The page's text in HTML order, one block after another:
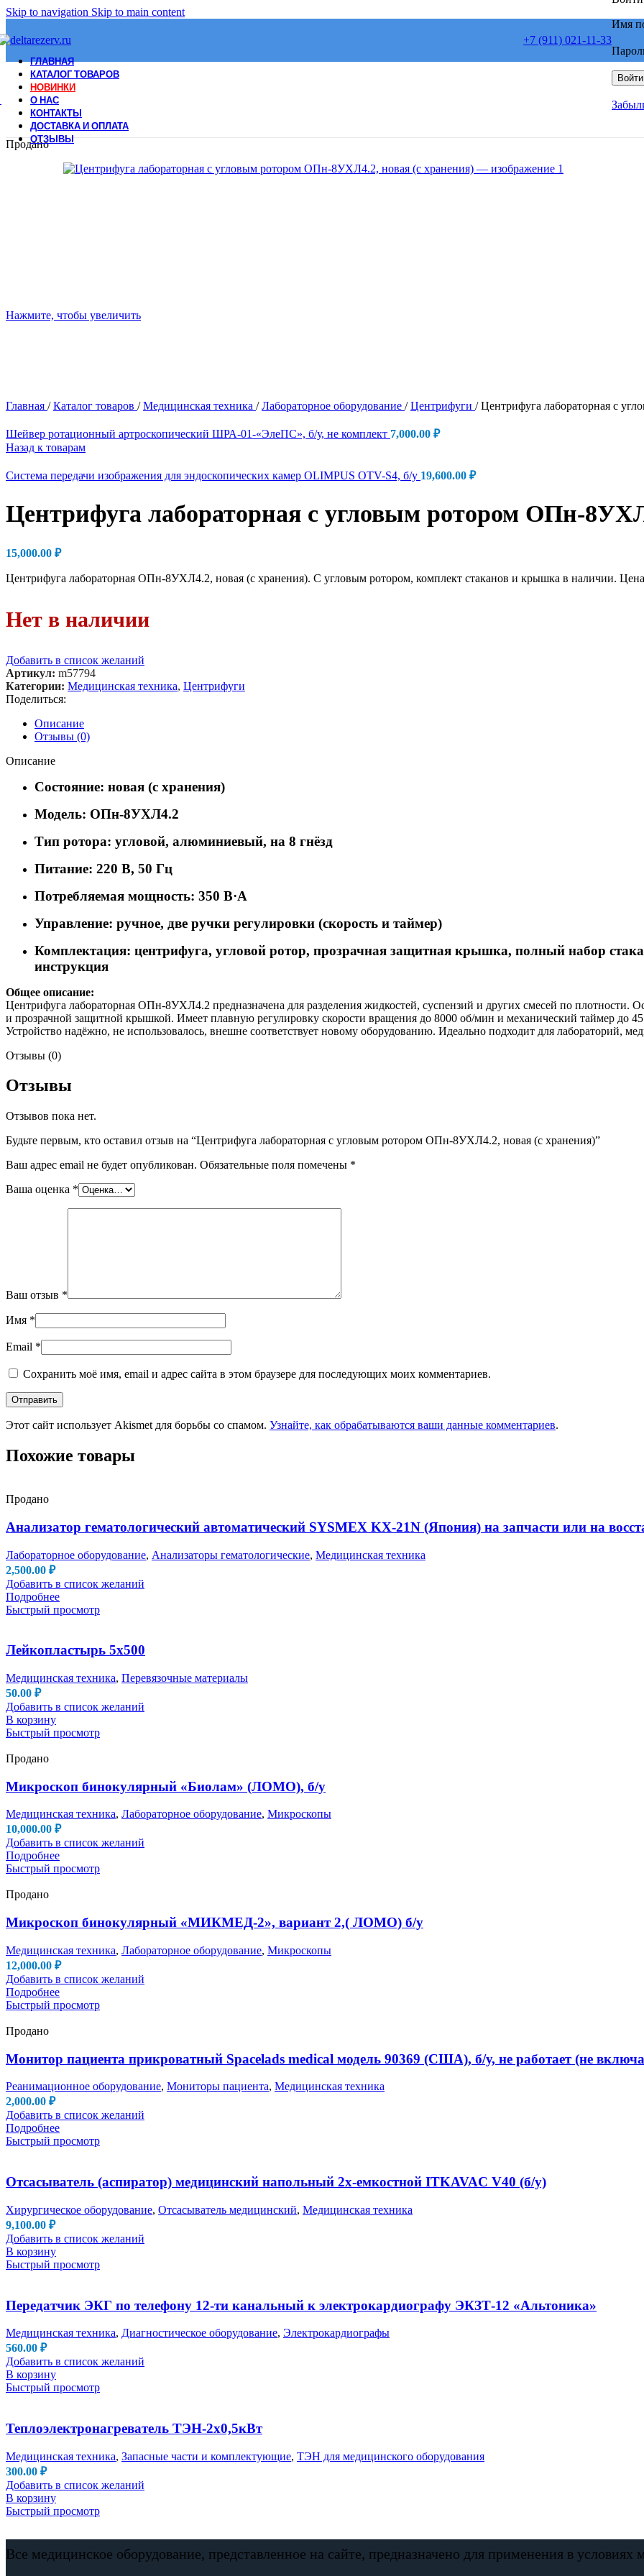
Skip to navigation Skip to main content
+7 (911) 021-11-33
Имя
Войти
ГЛАВНАЯ
КАТАЛОГ ТОВАРОВ
НОВИНКИ
О НАС
КОНТАКТЫ
ДОСТАВКА И ОПЛАТА
ОТЗЫВЫ
Продано
Нажмите, чтобы увеличить
Главная / Каталог товаров / Медицинская техника / Лабораторное оборудование / Центрифуги / Центрифуга лабораторная с
Шейвер ротационный артроскопический ШРА-01-«ЭлеПС», б/у, не комплект 7,000.00 ₽
Назад к товарам
Система передачи изображения для эндоскопических камер OLIMPUS OTV-S4, б/у 19,600.00 ₽
Центрифуга лабораторная с угловым ротором ОПн-
15,000.00 ₽
Центрифуга лабораторная ОПн-8УХЛ4.2, новая (с хранения). С угловым ротором, комплект стаканов и крышка в наличии.
Нет в наличии
Добавить в список желаний
Артикул: m57794
Категории: Медицинская техника, Центрифуги
Поделиться:
Описание
Отзывы (0)
Описание
Состояние: новая (с хранения)
Модель: ОПн-8УХЛ4.2
Тип ротора: угловой, алюминиевый, на 8 гнёзд
Питание: 220 В, 50 Гц
Потребляемая мощность: 350 В·А
Управление: ручное, две ручки регулировки (скорость и таймер)
Комплектация: центрифуга, угловой ротор, прозрачная защитная крышка, полный набор
инструкция
Общее описание:
Центрифуга лабораторная ОПн-8УХЛ4.2 предназначена для разделения жидкостей, суспензий и других смесей по
и прозрачной защитной крышкой. Имеет плавную регулировку скорости вращения до 8000 об/мин и механический таймер до
Устройство надёжно, не использовалось, внешне соответствует новому оборудованию. Идеально подходит для лабораторий,
Отзывы (0)
Отзывы
Отзывов пока нет.
Будьте первым, кто оставил отзыв на “Центрифуга лабораторная с угловым ротором ОПн-8УХЛ4.2, новая (с хранения)”
Ваш адрес email не будет опубликован. Обязательные поля помечены *
Ваша оценка *
Ваш отзыв *
Имя *
Email *
Сохранить моё имя, email и адрес сайта в этом браузере для последующих моих комментариев.
Этот сайт использует Akismet для борьбы со спамом. Узнайте, как обрабатываются ваши данные комментариев.
Похожие товары
Продано
Анализатор гематологический автоматический SYSMEX KX-21N (Япония) на запчасти или на
Лабораторное оборудование, Анализаторы гематологические, Медицинская техника
2,500.00 ₽
Добавить в список желаний
Подробнее
Быстрый просмотр
Лейкопластырь 5х500
Медицинская техника, Перевязочные материалы
50.00 ₽
Добавить в список желаний
В корзину
Быстрый просмотр
Продано
Микроскоп бинокулярный «Биолам» (ЛОМО), б/у
Медицинская техника, Лабораторное оборудование, Микроскопы
10,000.00 ₽
Добавить в список желаний
Подробнее
Быстрый просмотр
Продано
Микроскоп бинокулярный «МИКМЕД-2», вариант 2,( ЛОМО) б/у
Медицинская техника, Лабораторное оборудование, Микроскопы
12,000.00 ₽
Добавить в список желаний
Подробнее
Быстрый просмотр
Продано
Монитор пациента прикроватный Spacelads medical модель 90369 (США), б/у, не работает (не
Реанимационное оборудование, Мониторы пациента, Медицинская техника
2,000.00 ₽
Добавить в список желаний
Подробнее
Быстрый просмотр
Отсасыватель (аспиратор) медицинский напольный 2х-емкостной ITKAVAC V40 (б/у)
Хирургическое оборудование, Отсасыватель медицинский, Медицинская техника
9,100.00 ₽
Добавить в список желаний
В корзину
Быстрый просмотр
Передатчик ЭКГ по телефону 12-ти канальный к электрокардиографу ЭКЗТ-12 «Альтоника»
Медицинская техника, Диагностическое оборудование, Электрокардиографы
560.00 ₽
Добавить в список желаний
В корзину
Быстрый просмотр
Теплоэлектронагреватель ТЭН-2х0,5кВт
Медицинская техника, Запасные части и комплектующие, ТЭН для медицинского оборудования
300.00 ₽
Добавить в список желаний
В корзину
Быстрый просмотр
Все медицинское оборудование, представленное на сайте, предназначено для применения в